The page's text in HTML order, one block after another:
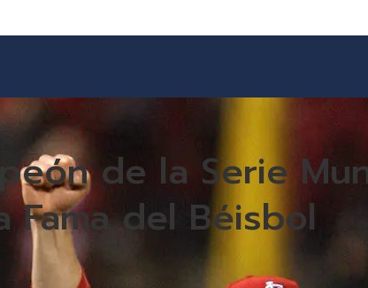
de la Serie
Fama del Béisbol